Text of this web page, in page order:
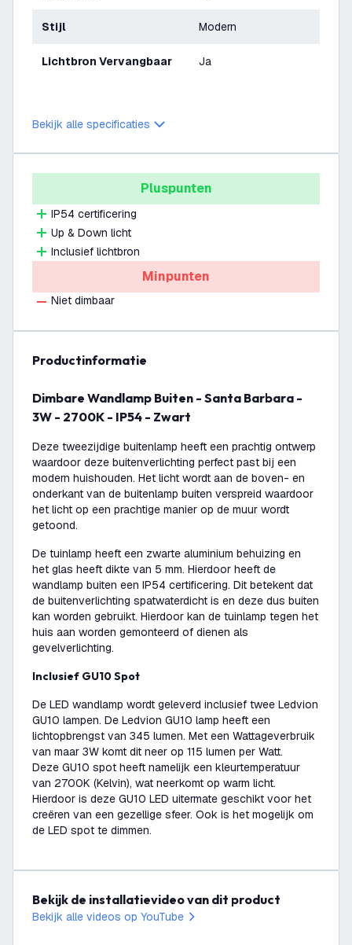
Stijl Modern
Lichtbron Vervangbaar Ja
Bekijk alle specificaties
Pluspunten
IP54 certificering
Up & Down licht
Inclusief lichtbron
Minpunten
Niet dimbaar
productinformatie
Dimbare Wandlamp Buiten - Santa Barbara -
3W - 2700K - IP54 - Zwart
Deze tweezijdige buitenlamp heeft een prachtig ontwerp
waardoor deze buitenverlichting perfect past bij een
modern huishouden. Het licht wordt aan de boven- en
onderkant van de buitenlamp buiten verspreid waardoor
het licht op een prachtige manier op de muur wordt
getoond.
De tuinlamp heeft een zwarte aluminium behuizing en
het glas heeft dikte van 5 mm. Hierdoor heeft de
wandlamp buiten een IP54 certificering. Dit betekent dat
de buitenverlichting spatwaterdicht is en deze dus buiten
kan worden gebruikt. Hierdoor kan de tuinlamp tegen het
huis aan worden gemonteerd of dienen als
gevelverlichting.
Inclusief GU10 Spot
De LED wandlamp wordt geleverd inclusief twee Ledvion
GU10 lampen. De Ledvion GU10 lamp heeft een
lichtopbrengst van 345 lumen. Met een Wattageverbruik
van maar 3W komt dit neer op 115 lumen per Watt.
Deze GU10 spot heeft namelijk een kleurtemperatuur
van 2700K (Kelvin), wat neerkomt op warm licht.
Hierdoor is deze GU10 LED uitermate geschikt voor het
creëren van een gezellige sfeer. Ook is het mogelijk om
de LED spot te dimmen.
Bekijk de installatievideo van dit product
Bekijk alle videos op YouTube